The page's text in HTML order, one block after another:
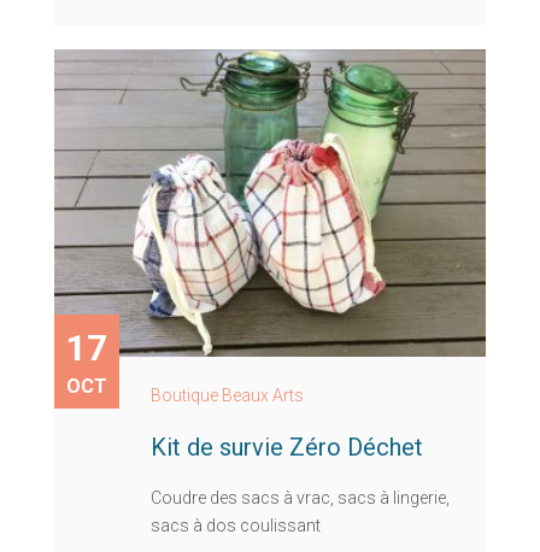
17
OCT Boutique Beaux Arts
Kit de survie Zéro Déchet
Coudre des sacs à vrac, sacs à lingerie,
sacs à dos coulissant